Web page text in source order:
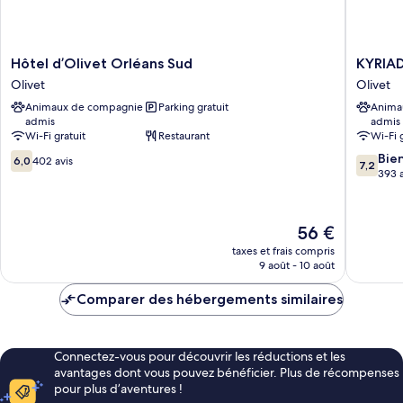
Hôtel
d’Olivet
Orléans
Sud
Olivet
Hôtel d’Olivet Orléans Sud
Olivet
Animaux de compagnie
admis
Parking gratuit
Wi-Fi gratuit
Restaurant
6.0
sur
6,0 402 avis
Le
nouveau
prix
de
56 €
taxes et frais compris
9 août - 10 août
KYRIAD
DIRECT
-
Olivet
-
La
Source
Olivet
admis
Wi-Fi
7.2
sur
7,2
393
Comparer des hébergements similaires
Connectez-vous pour découvrir les réductions et les
avantages dont vous pouvez bénéficier. Plus de récompenses
pour plus d’aventures !